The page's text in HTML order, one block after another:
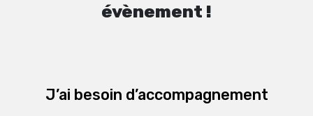
évènement !
J’ai besoin d’accompagnement